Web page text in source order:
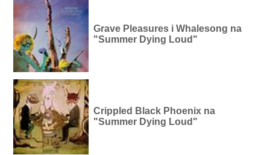
Grave Pleasures i Whalesong na
"Summer Dying Loud"
Crippled Black Phoenix na
"Summer Dying Loud"